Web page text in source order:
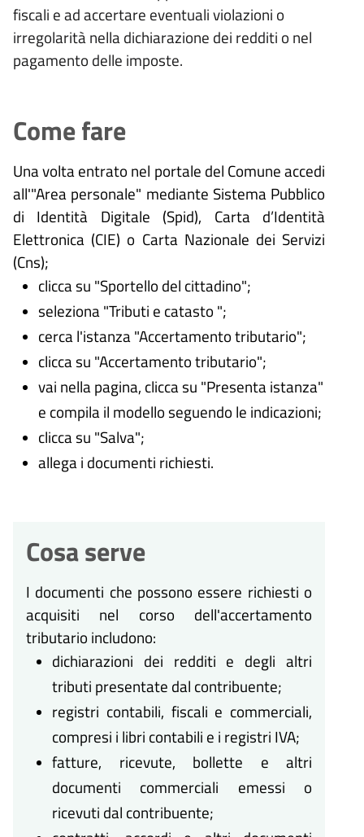
fiscali e ad accertare eventuali violazioni o
irregolarità nella dichiarazione dei redditi o nel
pagamento delle imposte.
Come fare
Una volta entrato nel portale del Comune accedi
all'"Area personale" mediante Sistema Pubblico
di Identità Digitale (Spid), Carta d’Identità
Elettronica (CIE) o Carta Nazionale dei Servizi
(Cns);
clicca su "Sportello del cittadino";
seleziona "Tributi e catasto ";
cerca l'istanza "Accertamento tributario";
clicca su "Accertamento tributario";
vai nella pagina, clicca su "Presenta istanza"
e compila il modello seguendo le indicazioni;
clicca su "Salva";
allega i documenti richiesti.
Cosa serve
I documenti che possono essere richiesti o
acquisiti nel corso dell'accertamento
tributario includono:
dichiarazioni dei redditi e degli altri
tributi presentate dal contribuente;
registri contabili, fiscali e commerciali,
compresi i libri contabili e i registri IVA;
fatture, ricevute, bollette e altri
documenti commerciali emessi o
ricevuti dal contribuente;